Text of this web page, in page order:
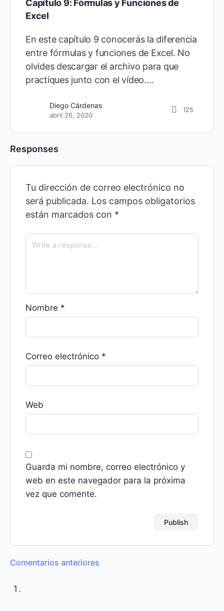
Capítulo 9: Fórmulas y Funciones de
Excel
En este capítulo 9 conocerás la diferencia
entre fórmulas y funciones de Excel. No
olvides descargar el archivo para que
practiques junto con el vídeo.…
Diego Cárdenas
abril 26, 2020
125
Responses
Tu dirección de correo electrónico no
será publicada. Los campos obligatorios
están marcados con *
Nombre *
Correo electrónico *
Web
Guarda mi nombre, correo electrónico y
web en este navegador para la próxima
vez que comente.
Navegación
comentarios
Comentarios anteriores